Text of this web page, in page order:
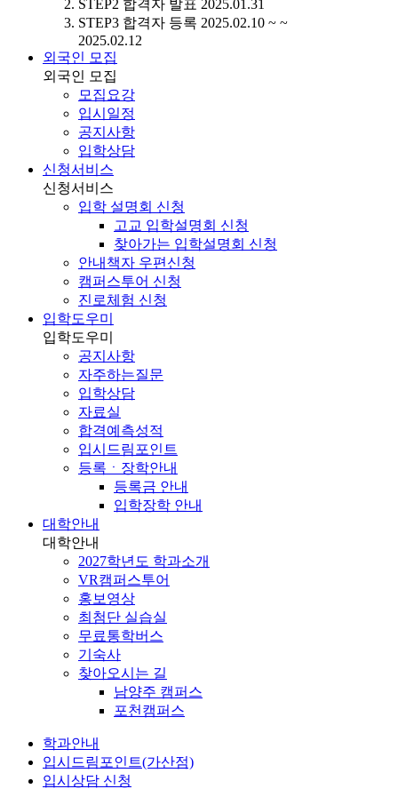
STEP2 합격자 발표 2025.01.31
STEP3 합격자 등록 2025.02.10 ~ ~
2025.02.12
외국인 모집
외국인 모집
모집요강
입시일정
공지사항
입학상담
신청서비스
신청서비스
입학 설명회 신청
고교 입학설명회 신청
찾아가는 입학설명회 신청
안내책자 우편신청
캠퍼스투어 신청
진로체험 신청
입학도우미
입학도우미
공지사항
자주하는질문
입학상담
자료실
합격예측성적
입시드림포인트
등록ㆍ장학안내
등록금 안내
입학장학 안내
대학안내
대학안내
2027학년도 학과소개
VR캠퍼스투어
홍보영상
최첨단 실습실
무료통학버스
기숙사
찾아오시는 길
남양주 캠퍼스
포천캠퍼스
학과안내
입시드림포인트(가산점)
입시상담 신청